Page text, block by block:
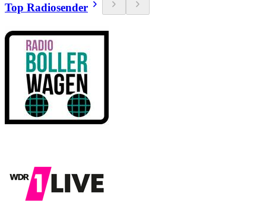
Top Radiosender